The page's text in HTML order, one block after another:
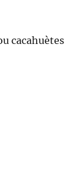
cacahuètes